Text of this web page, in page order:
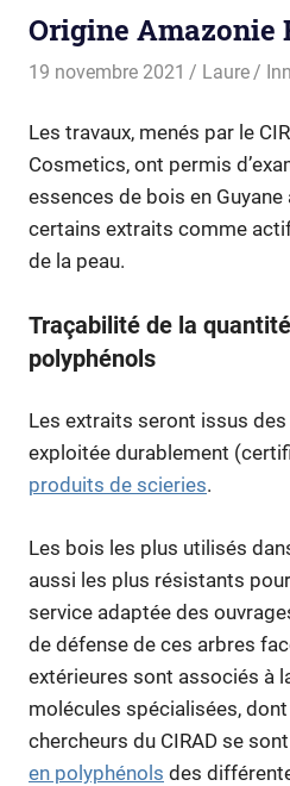
Origine Amazonie
19 novembre 2021 Laure
Les travaux, menés par le
Cosmetics, ont permis
essences de bois en
certains extraits comme
de la peau.
Traçabilité de la
polyphénols
Les extraits seront issus
exploitée durablement
produits de scieries.
Les bois les plus utilisés
aussi les plus résistants
service adaptée des
de défense de ces arbres
extérieures sont associés à
molécules spécialisées,
chercheurs du CIRAD se
en polyphénols des